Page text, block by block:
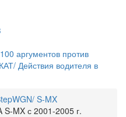
аргументов против
Действия водителя в
S-MX
S-MX с 2001-2005 г.